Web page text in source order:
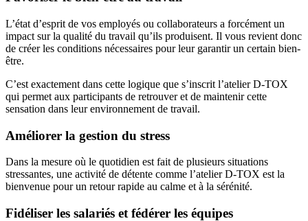
L’état d’esprit de vos employés ou collaborateurs a forcément un
impact sur la qualité du travail qu’ils produisent. Il vous revient donc
de créer les conditions nécessaires pour leur garantir un certain bien-
être.
C’est exactement dans cette logique que s’inscrit l’atelier D-TOX
qui permet aux participants de retrouver et de maintenir cette
sensation dans leur environnement de travail.
Améliorer la gestion du stress
Dans la mesure où le quotidien est fait de plusieurs situations
stressantes, une activité de détente comme l’atelier D-TOX est la
bienvenue pour un retour rapide au calme et à la sérénité.
Fidéliser les salariés et fédérer les équipes